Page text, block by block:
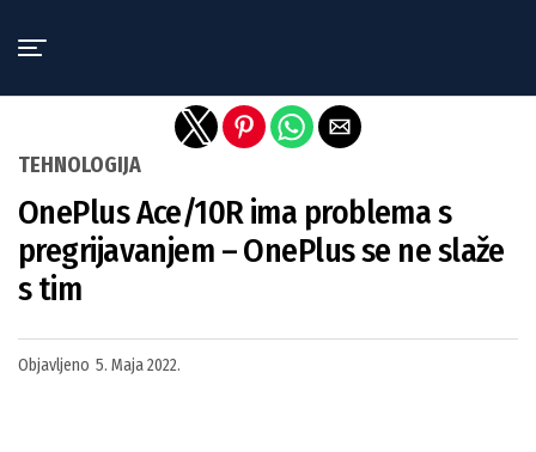
TEHNOLOGIJA
OnePlus Ace/10R ima problema s
pregrijavanjem – OnePlus se ne slaže
s tim
Objavljeno 5. Maja 2022.